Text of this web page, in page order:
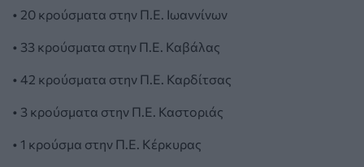
• 20 κρούσματα στην Π.Ε. Ιωαννίνων
• 33 κρούσματα στην Π.Ε. Καβάλας
• 42 κρούσματα στην Π.Ε. Καρδίτσας
• 3 κρούσματα στην Π.Ε. Καστοριάς
• 1 κρούσμα στην Π.Ε. Κέρκυρας